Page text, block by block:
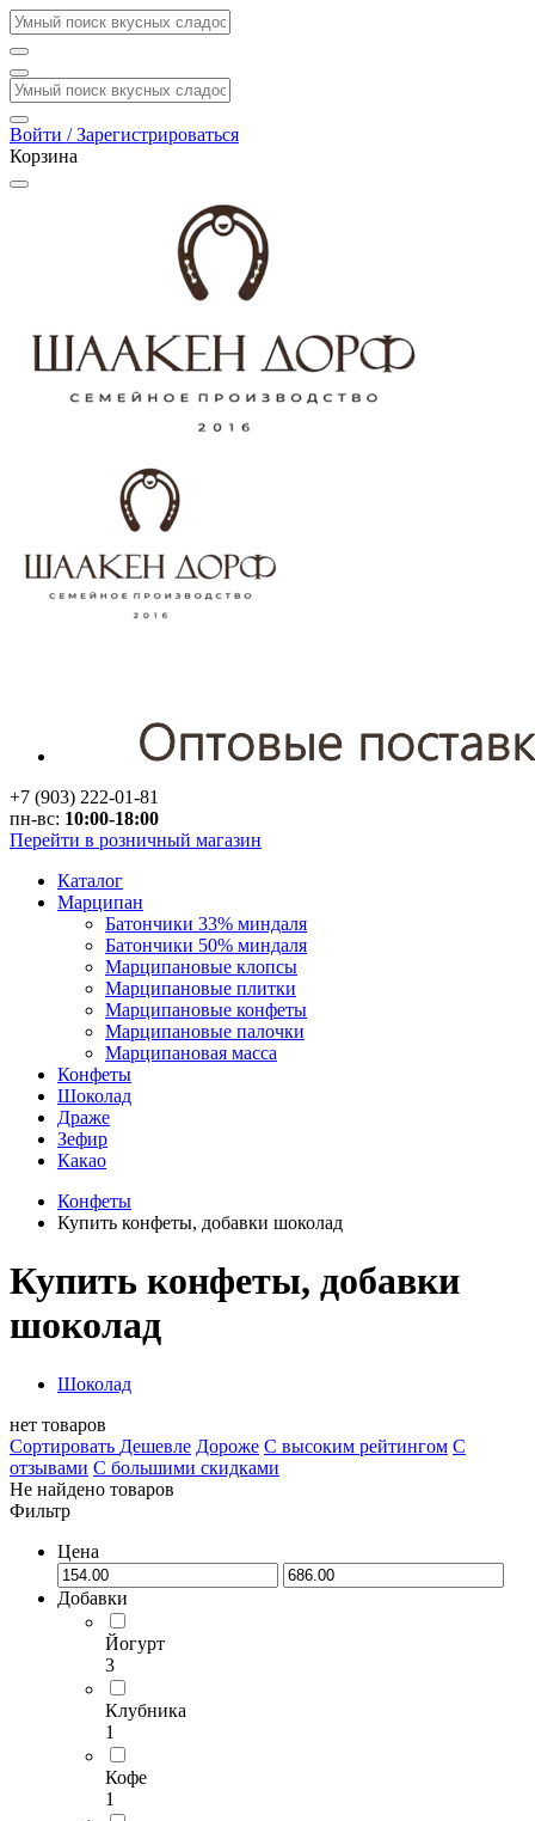
Войти / Зарегистрироваться
Корзина
+7 (903) 222-01-81
пн-вс: 10:00-18:00
Перейти в розничный магазин
Каталог
Марципан
Батончики 33% миндаля
Батончики 50% миндаля
Марципановые клопсы
Марципановые плитки
Марципановые конфеты
Марципановые палочки
Марципановая масса
Конфеты
Шоколад
Драже
Зефир
Какао
Конфеты
Купить конфеты, добавки шоколад
Купить конфеты, добавки
шоколад
Шоколад
нет товаров
Сортировать Дешевле Дороже С высоким рейтингом C
отзывами С большими скидками
Не найдено товаров
Фильтр
Цена
Добавки
Йогурт
3
Клубника
1
Кофе
1